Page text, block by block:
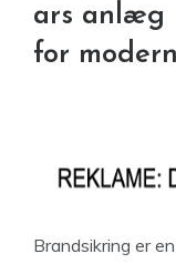
ars anlæg
for
Brandsikring er